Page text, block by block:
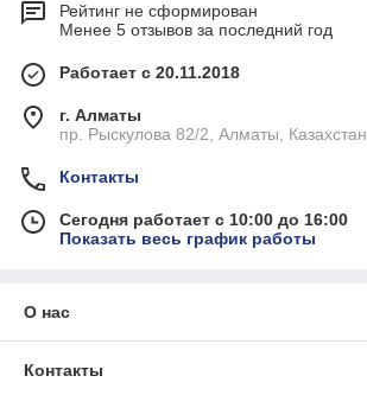
Рейтинг не сформирован
Менее 5 отзывов за последний год
Работает с 20.11.2018
г. Алматы
пр. Рыскулова 82/2, Алматы, Казахстан
Контакты
Сегодня работает с 10:00 до 16:00
Показать весь график работы
О нас
Контакты